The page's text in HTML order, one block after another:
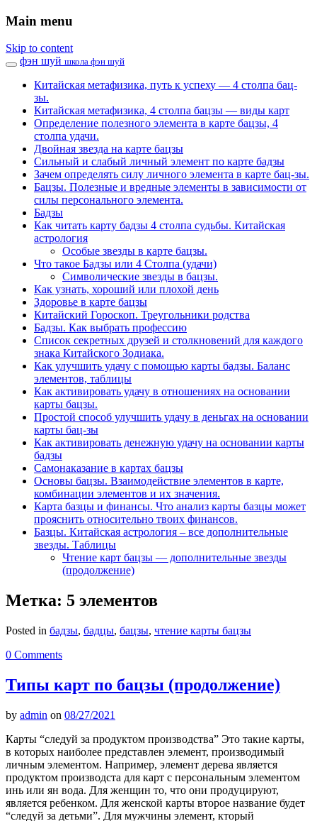
Main menu
Skip to content
фэн шуй школа фэн шуй
Китайская метафизика, путь к успеху — 4 столпа бац-
зы.
Китайская метафизика, 4 столпа бацзы — виды карт
Определение полезного элемента в карте бацзы, 4
столпа удачи.
Двойная звезда на карте бацзы
Сильный и слабый личный элемент по карте бадзы
Зачем определять силу личного элемента в карте бац-зы.
Бацзы. Полезные и вредные элементы в зависимости от
силы персонального элемента.
Бадзы
Как читать карту бадзы 4 столпа судьбы. Китайская
астрология
Особые звезды в карте бацзы.
Что такое Бадзы или 4 Столпа (удачи)
Символические звезды в бацзы.
Как узнать, хороший или плохой день
Здоровье в карте бацзы
Китайский Гороскоп. Треугольники родства
Бадзы. Как выбрать профессию
Список секретных друзей и cтолкновений для каждого
знака Китайского Зодиака.
Как улучшить удачу с помощью карты бадзы. Баланс
элементов, таблицы
Как активировать удачу в отношениях на основании
карты бацзы.
Простой способ улучшить удачу в деньгах на основании
карты бац-зы
Как активировать денежную удачу на основании карты
бадзы
Самонаказание в картах бацзы
Основы бацзы. Взаимодействие элементов в карте,
комбинации элементов и их значения.
Карта базцы и финансы. Что анализ карты базцы может
прояснить относительно твоих финансов.
Базцы. Китайская астрология – все дополнительные
звезды. Таблицы
Чтение карт бацзы — дополнительные звезды
(продолжение)
Метка: 5 элементов
Posted in бадзы, бадцы, бацзы, чтение карты бацзы
0 Comments
Типы карт по бацзы (продолжение)
by admin on 08/27/2021
Карты “следуй за продуктом производства” Это такие карты,
в которых наиболее представлен элемент, производимый
личным элементом. Например, элемент дерева является
продуктом производста для карт с персональным элементом
инь или ян вода. Для женщин то, что они продуцируют,
является ребенком. Для женской карты второе название будет
“следуй за детьми”. Для мужчины элемент, кторый